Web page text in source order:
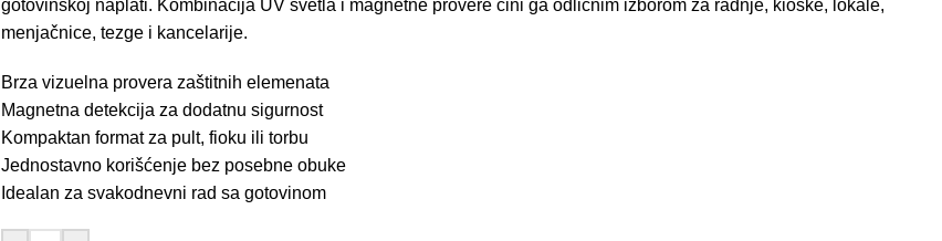
gotovinskoj naplati. Kombinacija UV svetla i magnetne provere čini ga odličnim izborom za radnje, kioske, lokale,
menjačnice, tezge i kancelarije.
Brza vizuelna provera zaštitnih elemenata
Magnetna detekcija za dodatnu sigurnost
Kompaktan format za pult, fioku ili torbu
Jednostavno korišćenje bez posebne obuke
Idealan za svakodnevni rad sa gotovinom